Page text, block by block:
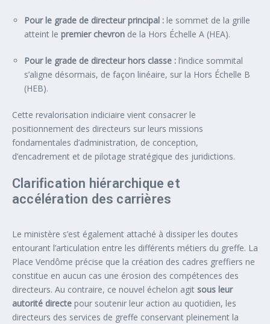
Pour le grade de directeur principal : le sommet de la grille
atteint le premier chevron de la Hors Échelle A (HEA).
Pour le grade de directeur hors classe : l’indice sommital
s’aligne désormais, de façon linéaire, sur la Hors Échelle B
(HEB).
Cette revalorisation indiciaire vient consacrer le
positionnement des directeurs sur leurs missions
fondamentales d’administration, de conception,
d’encadrement et de pilotage stratégique des juridictions.
Clarification hiérarchique et
accélération des carrières
Le ministère s’est également attaché à dissiper les doutes
entourant l’articulation entre les différents métiers du greffe. La
Place Vendôme précise que la création des cadres greffiers ne
constitue en aucun cas une érosion des compétences des
directeurs. Au contraire, ce nouvel échelon agit sous leur
autorité directe pour soutenir leur action au quotidien, les
directeurs des services de greffe conservant pleinement la